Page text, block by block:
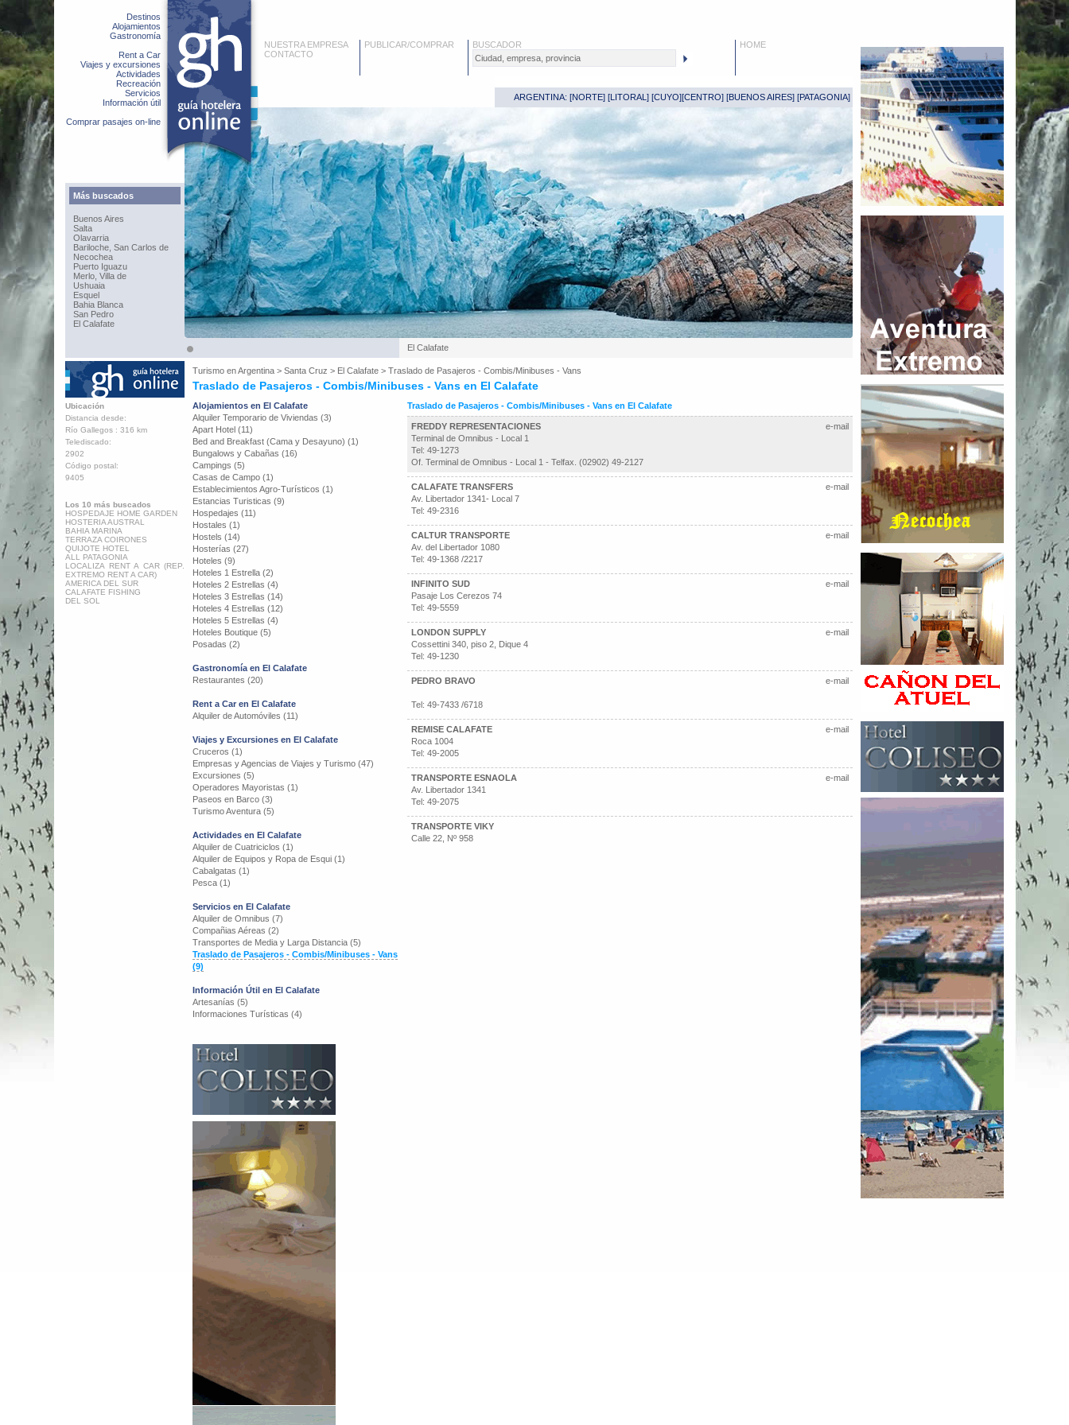
Destinos
Alojamientos
Gastronomía
Rent a Car
Viajes y excursiones
Actividades
Recreación
Servicios
Información útil
Comprar pasajes on-line
Más buscados
Buenos Aires
Salta
Olavarria
Bariloche, San Carlos de
Necochea
Puerto Iguazu
Merlo, Villa de
Ushuaia
Esquel
Bahia Blanca
San Pedro
El Calafate
NUESTRA EMPRESA
CONTACTO
PUBLICAR/COMPRAR BUSCADOR HOME
ARGENTINA: [NORTE] [LITORAL ] [CUYO][CENTRO] [BUENOS AIRES] [PATAGONIA]
El Calafate
Turismo enArgentina > Santa Cruz > El Calafate > Traslado de Pasajeros - Combis/Minibuses - Vans
Traslado de Pasajeros - Combis/Minibuses - Vans en El Calafate
Ubicación
Distancia desde:
Río Gallegos : 316 km
Telediscado:
2902
Código postal:
9405
Los 10 más buscados
HOSPEDAJE HOME GARDEN
HOSTERIA AUSTRAL
BAHIA MARINA
TERRAZA COIRONES
QUIJOTE HOTEL
ALL PATAGONIA
LOCALIZA RENT A CAR (REP.
EXTREMO RENT A CAR)
AMERICA DEL SUR
CALAFATE FISHING
DEL SOL
Alojamientos en El Calafate
Alquiler Temporario de Viviendas (3)
Apart Hotel (11)
Bed and Breakfast (Cama y Desayuno) (1)
Bungalows y Cabañas (16)
Campings (5)
Casas de Campo (1)
Establecimientos Agro-Turísticos (1)
Estancias Turisticas (9)
Hospedajes (11)
Hostales (1)
Hostels (14)
Hosterías (27)
Hoteles (9)
Hoteles 1 Estrella (2)
Hoteles 2 Estrellas (4)
Hoteles 3 Estrellas (14)
Hoteles 4 Estrellas (12)
Hoteles 5 Estrellas (4)
Hoteles Boutique (5)
Posadas (2)
Gastronomía en El Calafate
Restaurantes (20)
Rent a Car en El Calafate
Alquiler de Automóviles (11)
Viajes y Excursiones en El Calafate
Cruceros (1)
Empresas y Agencias de Viajes y Turismo (47)
Excursiones (5)
Operadores Mayoristas (1)
Paseos en Barco (3)
Turismo Aventura (5)
Actividades en El Calafate
Alquiler de Cuatriciclos (1)
Alquiler de Equipos y Ropa de Esqui (1)
Cabalgatas (1)
Pesca (1)
Servicios en El Calafate
Alquiler de Omnibus (7)
Compañias Aéreas (2)
Transportes de Media y Larga Distancia (5)
Traslado de Pasajeros - Combis/Minibuses - Vans
(9)
Información Útil en El Calafate
Artesanías (5)
Informaciones Turísticas (4)
Traslado de Pasajeros - Combis/Minibuses - Vans en El Calafate
e-mail
FREDDY REPRESENTACIONES
Terminal de Omnibus - Local 1
Tel: 49-1273
Of. Terminal de Omnibus - Local 1 - Telfax. (02902) 49-2127
e-mail
CALAFATE TRANSFERS
Av. Libertador 1341- Local 7
Tel: 49-2316
e-mail
CALTUR TRANSPORTE
Av. del Libertador 1080
Tel: 49-1368 /2217
e-mail
INFINITO SUD
Pasaje Los Cerezos 74
Tel: 49-5559
e-mail
LONDON SUPPLY
Cossettini 340, piso 2, Dique 4
Tel: 49-1230
e-mail
PEDRO BRAVO
Tel: 49-7433 /6718
e-mail
REMISE CALAFATE
Roca 1004
Tel: 49-2005
e-mail
TRANSPORTE ESNAOLA
Av. Libertador 1341
Tel: 49-2075
TRANSPORTE VIKY
Calle 22, Nº 958